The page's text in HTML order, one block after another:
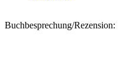
Buchbesprechung/Rezension: